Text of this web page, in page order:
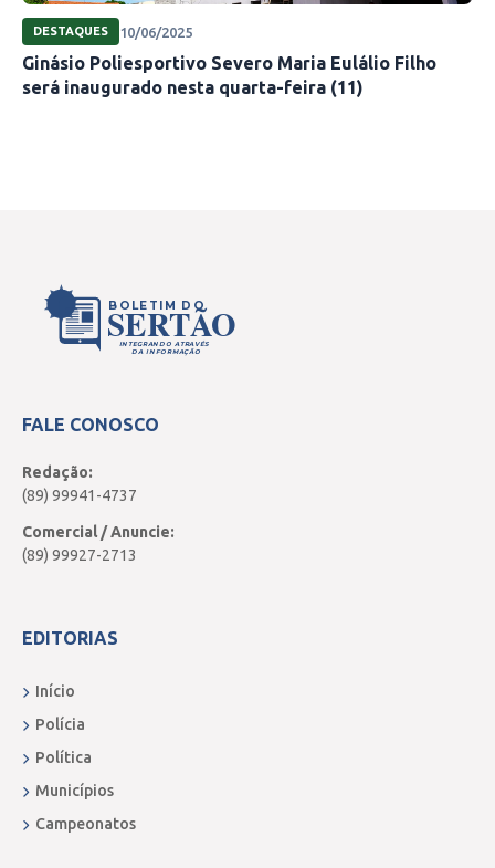
Comunicação, Marcelo Noleto; da Segurança,
Chico Lucas; de Governo, Ivanovick Feitosa; e
os ex-jogadores Marcelinho Carioca, Túlio
DESTAQUES 10/06/2025
Ginásio Poliesportivo Severo Maria Eulálio Filho
será inaugurado nesta quarta-feira (11)
BOLETIM DO
SERTÃO
INTEGRANDO ATRAVÉS
DA INFORMAÇÃO
FALE CONOSCO
Redação:
(89) 99941-4737
Comercial / Anuncie:
(89) 99927-2713
EDITORIAS
Início
Polícia
Política
Municípios
Campeonatos